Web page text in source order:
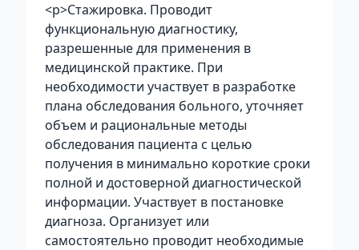
<p>Стажировка. Проводит
функциональную диагностику,
разрешенные для применения в
медицинской практике. При
необходимости участвует в разработке
плана обследования больного, уточняет
объем и рациональные методы
обследования пациента с целью
получения в минимально короткие сроки
полной и достоверной диагностической
информации. Участвует в постановке
диагноза. Организует или
самостоятельно проводит необходимые